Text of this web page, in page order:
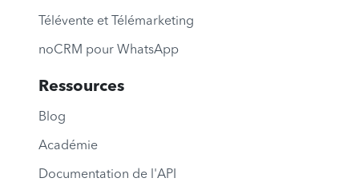
Télévente et Télémarketing
noCRM pour WhatsApp
Ressources
Blog
Académie
Documentation de l'API